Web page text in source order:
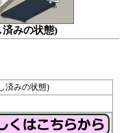
済みの状態)
済みの状態)